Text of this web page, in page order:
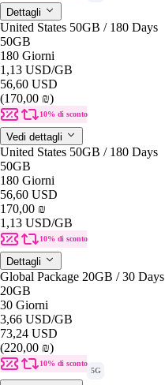
Dettagli
United States 50GB / 180 Days
50GB
180 Giorni
1,13 USD/GB
56,60 USD
(170,00 ₪)
10% di sconto
Vedi dettagli
United States 50GB / 180 Days
50GB
180 Giorni
56,60 USD
170,00 ₪
1,13 USD/GB
10% di sconto
Dettagli
Global Package 20GB / 30 Days
20GB
30 Giorni
3,66 USD/GB
73,24 USD
(220,00 ₪)
10% di sconto
5G